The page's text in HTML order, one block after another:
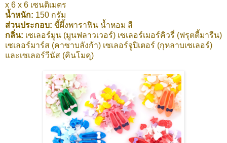
x 6 x 6 เซนติเมตร
น้ำหนัก: 150 กรัม
ส่วนประกอบ: ขี้ผึ้งพาราฟิน น้ำหอม สี
กลิ่น: เซเลอร์มูน (มูนฟลาวเวอร์) เซเลอร์เมอร์คิวรี่ (ฟรุตตี้มารีน)
เซเลอร์มาร์ส (คาซาบลังก้า) เซเลอร์จูปิเตอร์ (กุหลาบเซเลอร์)
และเซเลอร์วีนัส (คินโมคุ)